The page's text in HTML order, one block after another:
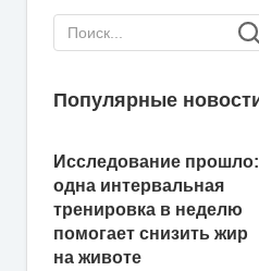
Популярные
Исследование прошло:
одна интервальная
тренировка в неделю
помогает снизить жир
на животе